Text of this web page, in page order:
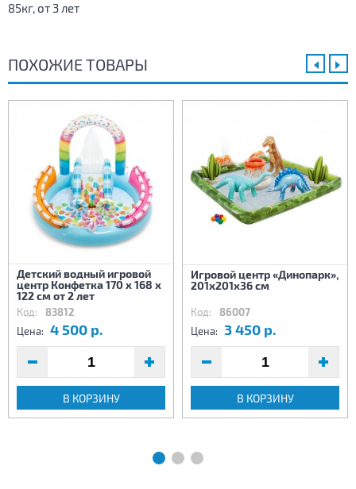
85кг, от 3 лет
ПОХОЖИЕ ТОВАРЫ
Детский водный игровой
центр Конфетка 170 х 168 х
122 см от 2 лет
Код: 83812
Цена: 4 500 р.
В КОРЗИНУ
Игровой центр «Динопарк»,
201х201х36 см
Код: 86007
Цена: 3 450 р.
В КОРЗИНУ